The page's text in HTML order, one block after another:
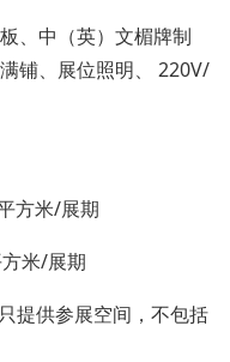
、中（英）文楣牌制
铺、展位照明、 220V/
方米/展期
米/展期
提供参展空间，不包括